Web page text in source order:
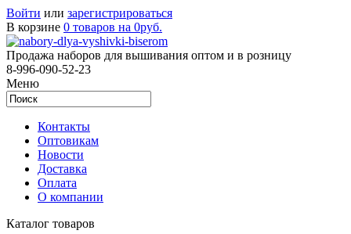
Войти или зарегистрироваться
В корзине 0 товаров на 0руб.
Продажа наборов для вышивания оптом и в розницу
8-996-090-52-23
Меню
Контакты
Оптовикам
Новости
Доставка
Оплата
О компании
Каталог товаров